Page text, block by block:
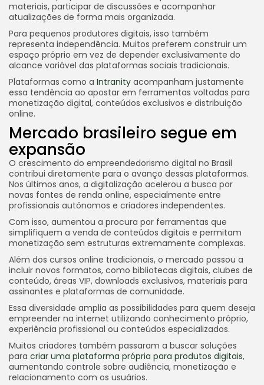
materiais, participar de discussões e acompanhar
atualizações de forma mais organizada.
Para pequenos produtores digitais, isso também
representa independência. Muitos preferem construir um
espaço próprio em vez de depender exclusivamente do
alcance variável das plataformas sociais tradicionais.
Plataformas como a Intranity acompanham justamente
essa tendência ao apostar em ferramentas voltadas para
monetização digital, conteúdos exclusivos e distribuição
online.
Mercado brasileiro segue em
expansão
O crescimento do empreendedorismo digital no Brasil
contribui diretamente para o avanço dessas plataformas.
Nos últimos anos, a digitalização acelerou a busca por
novas fontes de renda online, especialmente entre
profissionais autônomos e criadores independentes.
Com isso, aumentou a procura por ferramentas que
simplifiquem a venda de conteúdos digitais e permitam
monetização sem estruturas extremamente complexas.
Além dos cursos online tradicionais, o mercado passou a
incluir novos formatos, como bibliotecas digitais, clubes de
conteúdo, áreas VIP, downloads exclusivos, materiais para
assinantes e plataformas de comunidade.
Essa diversidade amplia as possibilidades para quem deseja
empreender na internet utilizando conhecimento próprio,
experiência profissional ou conteúdos especializados.
Muitos criadores também passaram a buscar soluções
para criar uma plataforma própria para produtos digitais,
aumentando controle sobre audiência, monetização e
relacionamento com os usuários.